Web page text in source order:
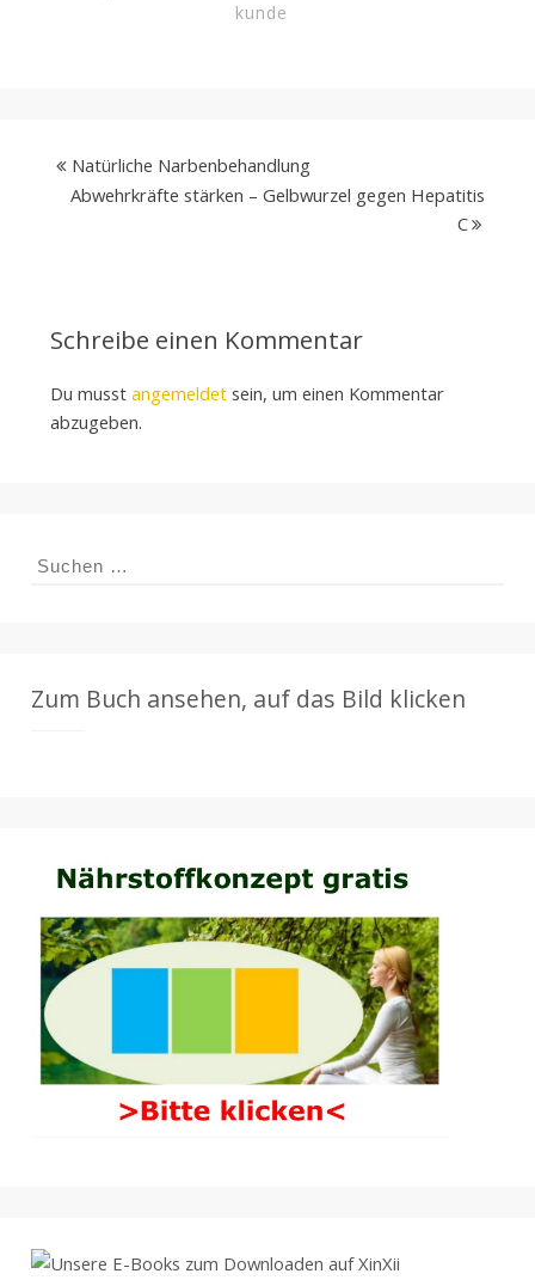
kunde
Natürliche Narbenbehandlung
Abwehrkräfte stärken – Gelbwurzel gegen Hepatitis
C
Schreibe einen Kommentar
Du musst angemeldetsein, um einen Kommentar
abzugeben.
Suchen
Zum Buch ansehen, auf das Bild klicken